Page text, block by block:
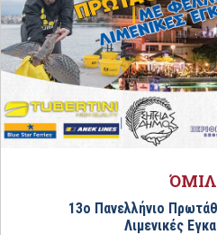
13ο Πανελλήνιο
Λιμενικές